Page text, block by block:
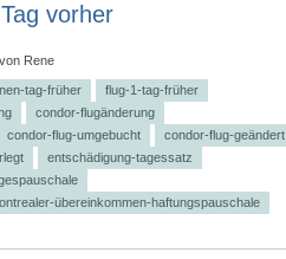
vorher
von Rene
tag-früher
flug-1-tag-früher
condor-flugänderung
condor-flug-umgebucht
condor-flug-geändert
entschädigung-tagessatz
übereinkommen-haftungspauschale